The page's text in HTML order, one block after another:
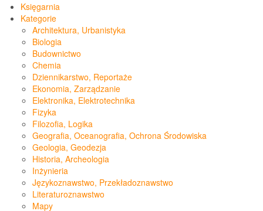
Księgarnia
Kategorie
Architektura, Urbanistyka
Biologia
Budownictwo
Chemia
Dziennikarstwo, Reportaże
Ekonomia, Zarządzanie
Elektronika, Elektrotechnika
Fizyka
Filozofia, Logika
Geografia, Oceanografia, Ochrona Środowiska
Geologia, Geodezja
Historia, Archeologia
Inżynieria
Językoznawstwo, Przekładoznawstwo
Literaturoznawstwo
Mapy